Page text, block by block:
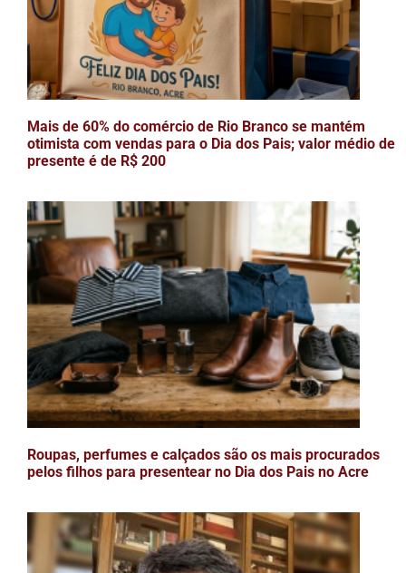
Mais de 60% do comércio de Rio Branco se mantém
otimista com vendas para o Dia dos Pais; valor médio de
presente é de R$ 200
Roupas, perfumes e calçados são os mais procurados
pelos filhos para presentear no Dia dos Pais no Acre